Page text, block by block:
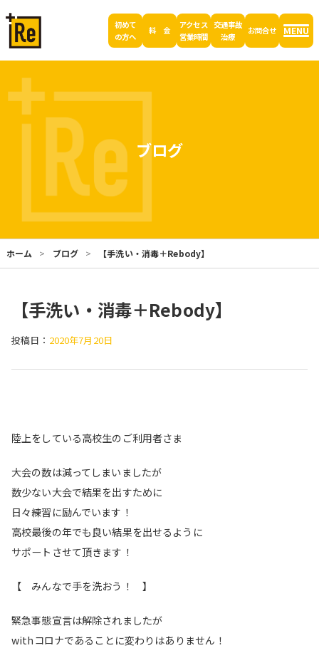
初めて
の方へ
料 金
アクセス
営業時間
交通事故
治療
お問合せ MENU
ブログ
ホーム ブログ 【手洗い・消毒＋Rebody】
【手洗い・消毒＋Rebody】
投稿日： 2020年7月20日
陸上をしている高校生のご利用者さま
大会の数は減ってしまいましたが
数少ない大会で結果を出すために
日々練習に励んでいます！
高校最後の年でも良い結果を出せるように
サポートさせて頂きます！
【 みんなで手を洗おう！ 】
緊急事態宣言は解除されましたが
withコロナであることに変わりはありません！